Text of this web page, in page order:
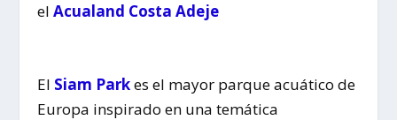
elAcualand Costa Adeje
El Siam Parkes el mayor parque acuático de
Europa inspirado en una temática